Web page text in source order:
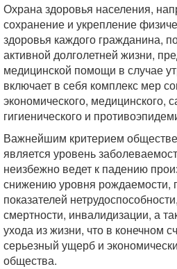
Охрана здоровья населения,
сохранение и укрепление
здоровья каждого гражданина,
активной долголетней жизни,
медицинской помощи в случае
включает в себя комплекс мер
экономического, медицинского,
гигиенического и
Важнейшим критерием
является уровень
неизбежно ведет к падению
снижению уровня
показателей
смертности, инвалидизации, а
ухода из жизни, что в конечном
серьезный ущерб и
общества.